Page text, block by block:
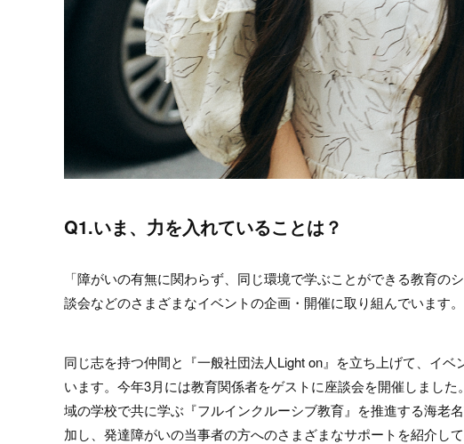
Q1.いま、力を入れていることは？
「障がいの有無に関わらず、同じ環境で学ぶことができる教育
談会などのさまざまなイベントの企画・開催に取り組んでいます。
同じ志を持つ仲間と『一般社団法人Light on』を立ち上げて、イ
います。今年3月には教育関係者をゲストに座談会を開催しまし
域の学校で共に学ぶ『フルインクルーシブ教育』を推進する海老
加し、発達障がいの当事者の方へのさまざまなサポートを紹介して